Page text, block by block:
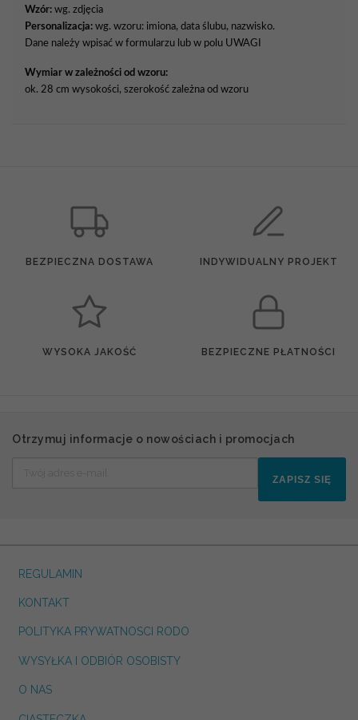
Wzór: wg. zdjęcia
Personalizacja: wg. wzoru: imiona, data ślubu, nazwisko.
Dane należy wpisać w formularzu lub w polu UWAGI
Wymiar w zależności od wzoru:
ok. 28 cm wysokości, szerokość zależna od wzoru
BEZPIECZNA DOSTAWA INDYWIDUALNY PROJEKT
WYSOKA JAKOŚĆ BEZPIECZNE PŁATNOŚCI
Otrzymuj informacje o nowościach i promocjach
ZAPISZ SIĘ
REGULAMIN
KONTAKT
POLITYKA PRYWATNOSCI RODO
WYSYŁKA I ODBIÓR OSOBISTY
O NAS